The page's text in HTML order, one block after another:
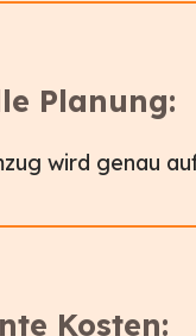
Planung:
wird genau
Kosten: